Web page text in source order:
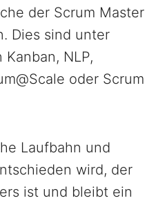
der Scrum Master
Dies sind unter
NLP,
oder Scrum
Laufbahn und
wird, der
ist und bleibt ein